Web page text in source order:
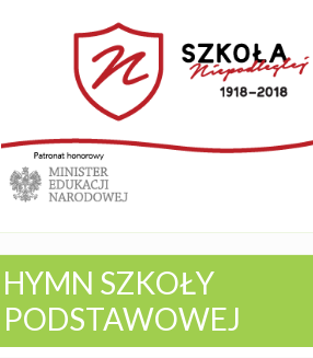
HYMN SZKOŁY
PODSTAWOWEJ